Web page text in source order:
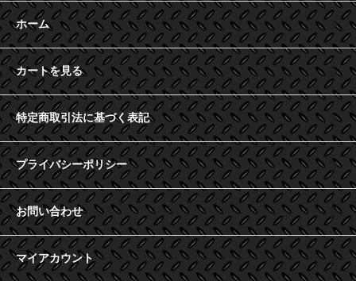
ホーム
カートを見る
特定商取引法に基づく表記
プライバシーポリシー
お問い合わせ
マイアカウント